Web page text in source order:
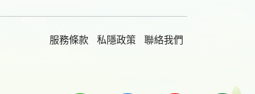
服務條款 私隱政策 聯絡我們